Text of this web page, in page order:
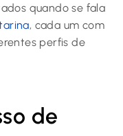
quando se fala
, cada um com
perfis de
de